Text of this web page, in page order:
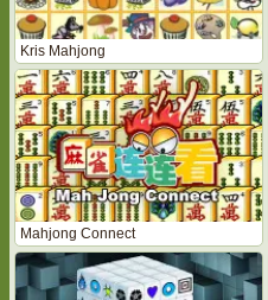
Kris Mahjong
Mahjong Connect